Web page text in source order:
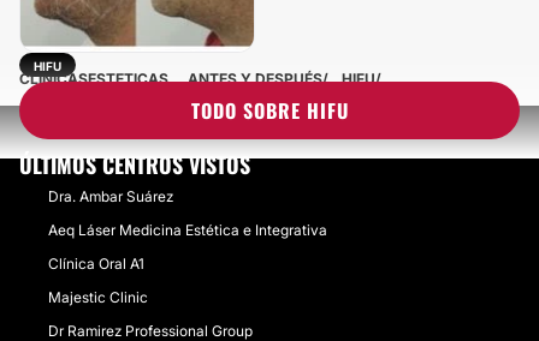
HIFU
TODO SOBRE HIFU
CLINICASESTETICAS ANTES Y DESPUÉS HIFU
ÚLTIMOS CENTROS VISTOS
Dra. Ambar Suárez
Aeq Láser Medicina Estética e Integrativa
Clínica Oral A1
Majestic Clinic
Dr Ramirez Professional Group